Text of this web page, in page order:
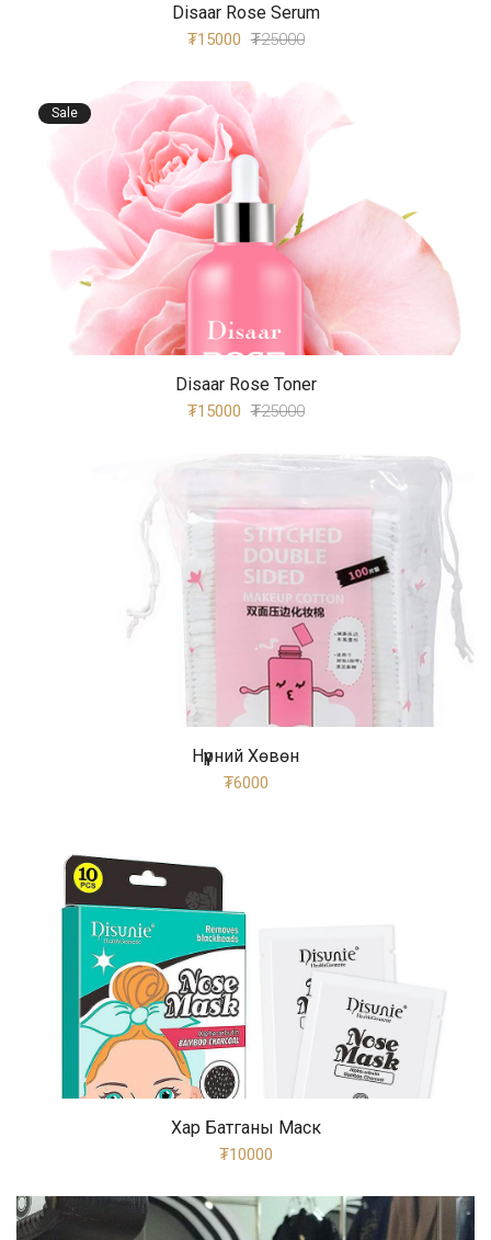
Disaar Rose Serum
₮15000 ₮25000
Sale
Disaar Rose Toner
₮15000 ₮25000
Нүүрний Хөвөн
₮6000
Хар Батганы Маск
₮10000